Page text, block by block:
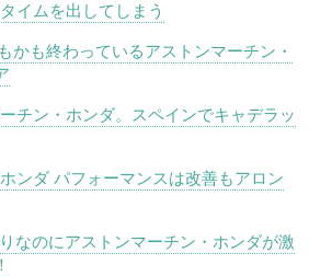
イムを出してしまう
かも終わっているアストンマーチン・
チン・ホンダ。スペインでキャデラッ
ンダ パフォーマンスは改善もアロン
なのにアストンマーチン・ホンダが激